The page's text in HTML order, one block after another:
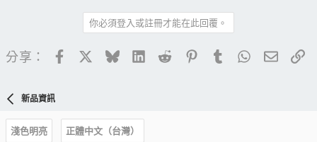
你必須登入或註冊才能在此回覆。
分享： FacebookBlueskyLinkedIn
Reddit PinterestTumblrWhatsApp
電子
新品資訊
淺色明亮
正體中文（台灣）